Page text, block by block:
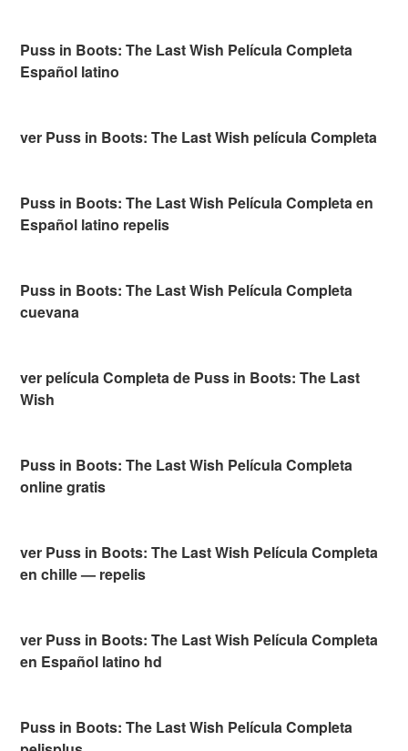
Puss in Boots: The Last Wish Película Completa
Español latino
ver Puss in Boots: The Last Wish película Completa
Puss in Boots: The Last Wish Película Completa en
Español latino repelis
Puss in Boots: The Last Wish Película Completa
cuevana
ver película Completa de Puss in Boots: The Last
Wish
Puss in Boots: The Last Wish Película Completa
online gratis
ver Puss in Boots: The Last Wish Película Completa
en chille — repelis
ver Puss in Boots: The Last Wish Película Completa
en Español latino hd
Puss in Boots: The Last Wish Película Completa